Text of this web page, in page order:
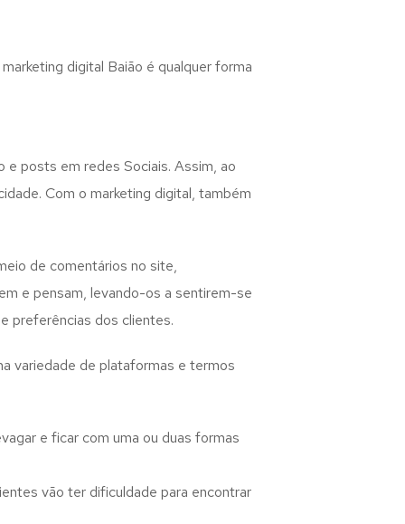
digital Baião é qualquer forma
e posts em redes Sociais. Assim, ao
Com o marketing digital, também
de comentários no site,
e pensam, levando-os a sentirem-se
preferências dos clientes.
variedade de plataformas e termos
e ficar com uma ou duas formas
vão ter dificuldade para encontrar